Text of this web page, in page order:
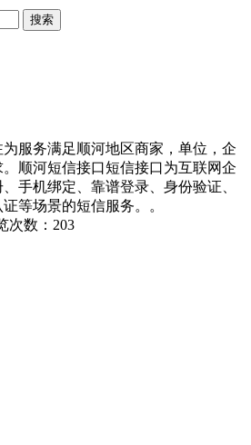
搜索
服务满足顺河地区商家，单位，企
顺河短信接口短信接口为互联网企
手机绑定、靠谱登录、身份验证、
等场景的短信服务。。
次数：203